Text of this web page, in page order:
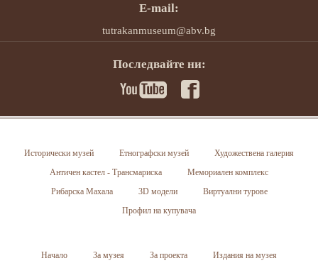
E-mail:
tutrakanmuseum@abv.bg
Последвайте ни:
Исторически музей Етнографски музей
Художествена галерия
Античен кастел - Трансмариска
Мемориален комплекс
Рибарска Махала
3D модели
Виртуални турове
Профил на купувача
Начало За музея За проекта
Издания на музея